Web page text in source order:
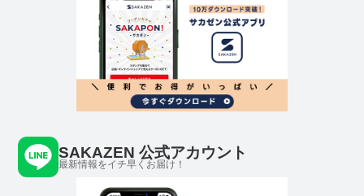
SAKAZEN 公式アカウント
最新情報をイチ早くお届け！